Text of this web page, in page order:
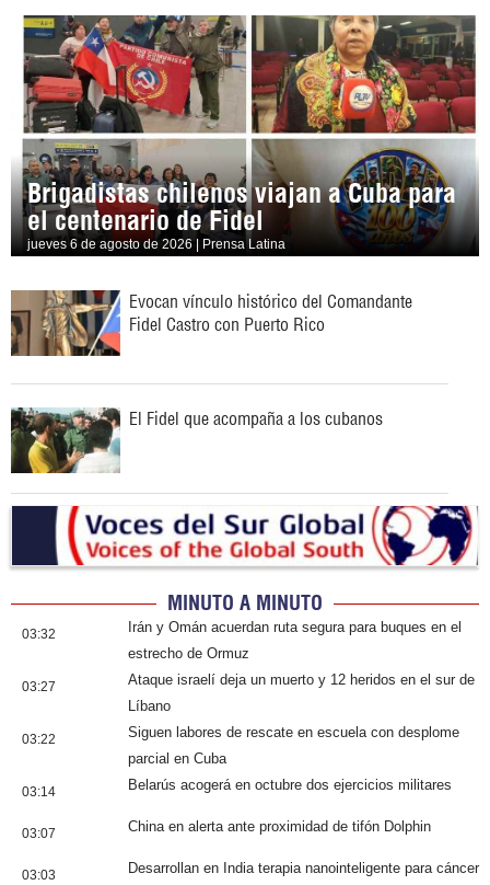
Brigadistas chilenos viajan a Cuba para
el centenario de Fidel
jueves 6 de agosto de 2026 | Prensa Latina
Evocan vínculo histórico del Comandante
Fidel Castro con Puerto Rico
El Fidel que acompaña a los cubanos
MINUTO A MINUTO
03:32
Irán y Omán acuerdan ruta segura para buques en el
estrecho de Ormuz
03:27
Ataque israelí deja un muerto y 12 heridos en el sur de
Líbano
03:22
Siguen labores de rescate en escuela con desplome
parcial en Cuba
03:14 Belarús acogerá en octubre dos ejercicios militares
03:07 China en alerta ante proximidad de tifón Dolphin
03:03
Desarrollan en India terapia nanointeligente para cáncer